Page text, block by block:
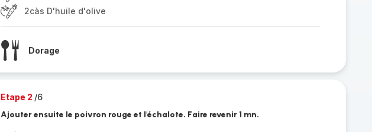
2càs D'huile d'olive
Dorage
Etape 2 /6
Ajouter ensuite le poivron rouge et l'échalote. Faire revenir 1 mn.